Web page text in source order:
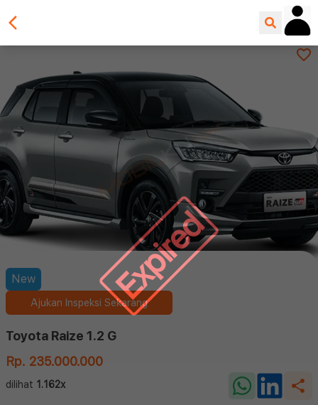
Expired
New
Ajukan Inspeksi Sekarang
Toyota Raize 1.2 G
Rp. 235.000.000
dilihat 1.162x